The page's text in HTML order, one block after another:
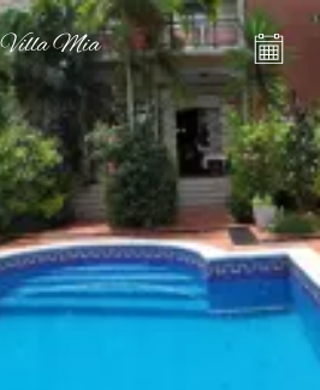
Villa Mia